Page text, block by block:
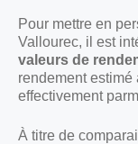
Pour mettre en
Vallourec, il est
valeurs de
rendement
effectivement
À titre de